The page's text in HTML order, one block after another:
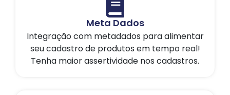
Meta Dados
Integração com metadados para alimentar
seu cadastro de produtos em tempo real!
Tenha maior assertividade nos cadastros.